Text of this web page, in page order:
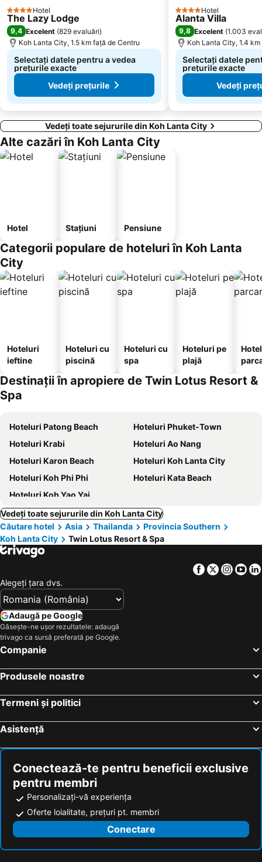
4 Stele Hotel
The Lazy Lodge
9,4 Excelent (829 evaluări)
Koh Lanta City, 1.5 km faţă de Centru
Selectați datele pentru a vedea
prețurile exacte
Vedeți prețurile
4 SteleHotel
Alanta Villa
9,8 Excelent (1.003
Koh Lanta City, 1.4
Selectați datele
prețurile exacte
Vedeți
Vedeți toate sejururile din Koh Lanta City
Alte cazări în Koh Lanta City
Hotel Stațiuni Pensiune
Categorii populare de hoteluri în Koh Lanta
City
Hoteluri
ieftine
Hoteluri cu
piscină
Hoteluri cu
spa
Hoteluri pe
plajă
Destinații în apropiere de Twin Lotus Resort &
Spa
Hoteluri Patong Beach
Hoteluri Phuket-Town
Hoteluri Krabi
Hoteluri Ao Nang
Hoteluri Karon Beach
Hoteluri Koh Lanta City
Hoteluri Koh Phi Phi
Hoteluri Kata Beach
Hoteluri Koh Yao Yai
Vedeți toate sejururile din Koh Lanta City
Căutare hotel
Asia Thailanda
Provincia Southern
Koh Lanta City
Twin Lotus Resort & Spa
Facebook
Twitter
Alegeţi ţara dvs.
Adaugă pe Google
Găsește-ne ușor rezultatele: adaugă
trivago ca sursă preferată pe Google.
Companie
Produsele noastre
Termeni și politici
Asistență
Conectează-te pentru beneficii exclusive
pentru membri
Personalizați-vă experiența
Oferte loialitate, prețuri pt. membri
Conectare